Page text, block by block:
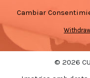
Cambiar
© 2026